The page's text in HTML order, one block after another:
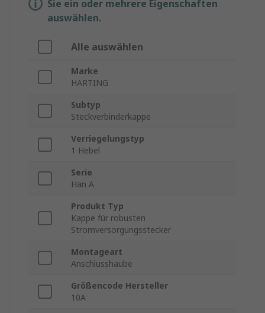
Sie ein oder mehrere Eigenschaften
auswählen.
Alle auswählen
Marke
HARTING
Subtyp
Steckverbinderkappe
Verriegelungstyp
1 Hebel
Serie
Han A
Produkt Typ
Kappe für robusten
Stromversorgungsstecker
Montageart
Anschlusshaube
Größencode Hersteller
10A